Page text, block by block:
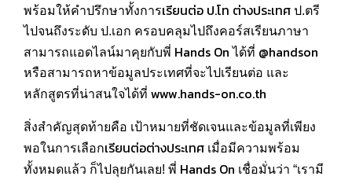
พร้อมให้คำปรึกษาทั้งการเรียนต่อ ป.โท ต่างประเทศ ป.ตรี
ไปจนถึงระดับ ป.เอก ครอบคลุมไปถึงคอร์สเรียนภาษา
สามารถแอดไลน์มาคุยกับพี่ Hands Onได้ที่ @handson
หรือสามารถหาข้อมูลประเทศที่จะไปเรียนต่อ และ
หลักสูตรที่น่าสนใจได้ที่ www.hands-on.co.th
สิ่งสำคัญสุดท้ายคือ เป้าหมายที่ชัดเจนและข้อมูลที่เพียง
พอในการเลือกเรียนต่อต่างประเทศ เมื่อมีความพร้อม
ทั้งหมดแล้ว ก็ไปลุยกันเลย! พี่ Hands On เชื่อมั่นว่า “เรามี